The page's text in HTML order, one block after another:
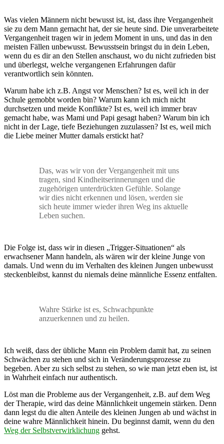
Was vielen Männern nicht bewusst ist, ist, dass ihre Vergangenheit
sie zu dem Mann gemacht hat, der sie heute sind. Die unverarbeitete
Vergangenheit tragen wir in jedem Moment in uns, und das in den
meisten Fällen unbewusst. Bewusstsein bringst du in dein Leben,
wenn du es dir an den Stellen anschaust, wo du nicht zufrieden bist
und überlegst, welche vergangenen Erfahrungen dafür
verantwortlich sein könnten.
Warum habe ich z.B. Angst vor Menschen? Ist es, weil ich in der
Schule gemobbt worden bin? Warum kann ich mich nicht
durchsetzen und meide Konflikte? Ist es, weil ich immer brav
gemacht habe, was Mami und Papi gesagt haben? Warum bin ich
nicht in der Lage, tiefe Beziehungen zuzulassen? Ist es, weil mich
die Liebe meiner Mutter damals erstickt hat?
Das, was wir von der Vergangenheit mit uns
tragen, sind Kindheitserinnerungen und die
zugehörigen unterdrückten Gefühle. Solange
wir dies nicht erkennen und lösen, werden sie
sich heute immer wieder ihren Weg ins aktuelle
Leben suchen.
Die Folge ist, dass wir in diesen „Trigger-Situationen“ als
erwachsener Mann handeln, als wären wir der kleine Junge von
damals. Und wenn du im Verhalten des kleinen Jungen unbewusst
steckenbleibst, kannst du niemals deine männliche Essenz entfalten.
Wahre Stärke ist es, Schwachpunkte
anzuerkennen und zu heilen.
Ich weiß, dass der übliche Mann ein Problem damit hat, zu seinen
Schwächen zu stehen und sich in Veränderungsprozesse zu
begeben. Aber zu sich selbst zu stehen, so wie man jetzt eben ist, ist
in Wahrheit einfach nur authentisch.
Löst man die Probleme aus der Vergangenheit, z.B. auf dem Weg
der Therapie, wird das deine Männlichkeit ungemein stärken. Denn
dann legst du die alten Anteile des kleinen Jungen ab und wächst in
deine wahre Männlichkeit hinein. Du beginnst damit, wenn du den
Weg der Selbstverwirklichung gehst.